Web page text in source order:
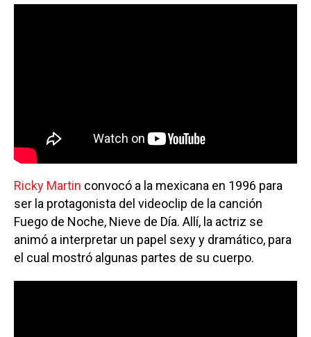
Ricky Martin convocó a la mexicana en 1996 para
ser la protagonista del videoclip de la canción
Fuego de Noche, Nieve de Día. Allí, la actriz se
animó a interpretar un papel sexy y dramático, para
el cual mostró algunas partes de su cuerpo.